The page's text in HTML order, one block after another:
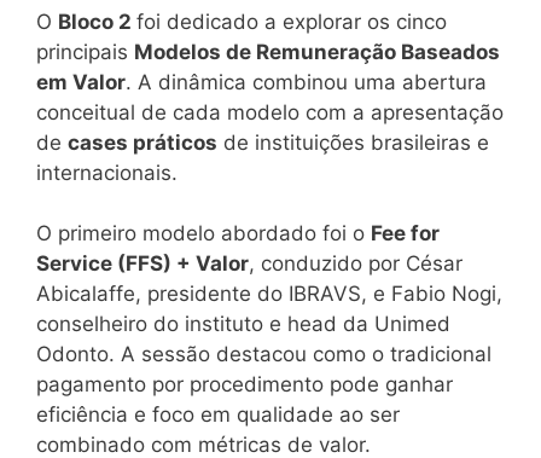
O Bloco 2 foi dedicado a explorar os cinco
principais Modelos de Remuneração Baseados
em Valor. A dinâmica combinou uma abertura
conceitual de cada modelo com a apresentação
de cases práticos de instituições brasileiras e
internacionais.
O primeiro modelo abordado foi o Fee for
Service (FFS) + Valor, conduzido por César
Abicalaffe, presidente do IBRAVS, e Fabio Nogi,
conselheiro do instituto e head da Unimed
Odonto. A sessão destacou como o tradicional
pagamento por procedimento pode ganhar
eficiência e foco em qualidade ao ser
combinado com métricas de valor.